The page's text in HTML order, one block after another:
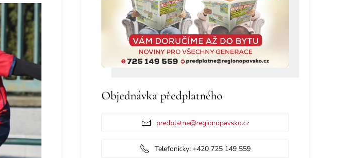
Objednávka předplatného
predplatne@regionopavsko.cz
Telefonicky: +420 725 149 559